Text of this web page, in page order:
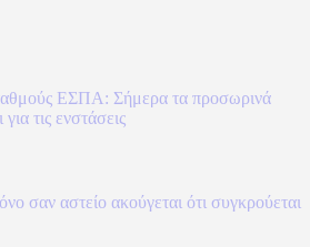
ΕΣΠΑ: Σήμερα τα προσωρινά
τις ενστάσεις
σαν αστείο ακούγεται ότι συγκρούεται